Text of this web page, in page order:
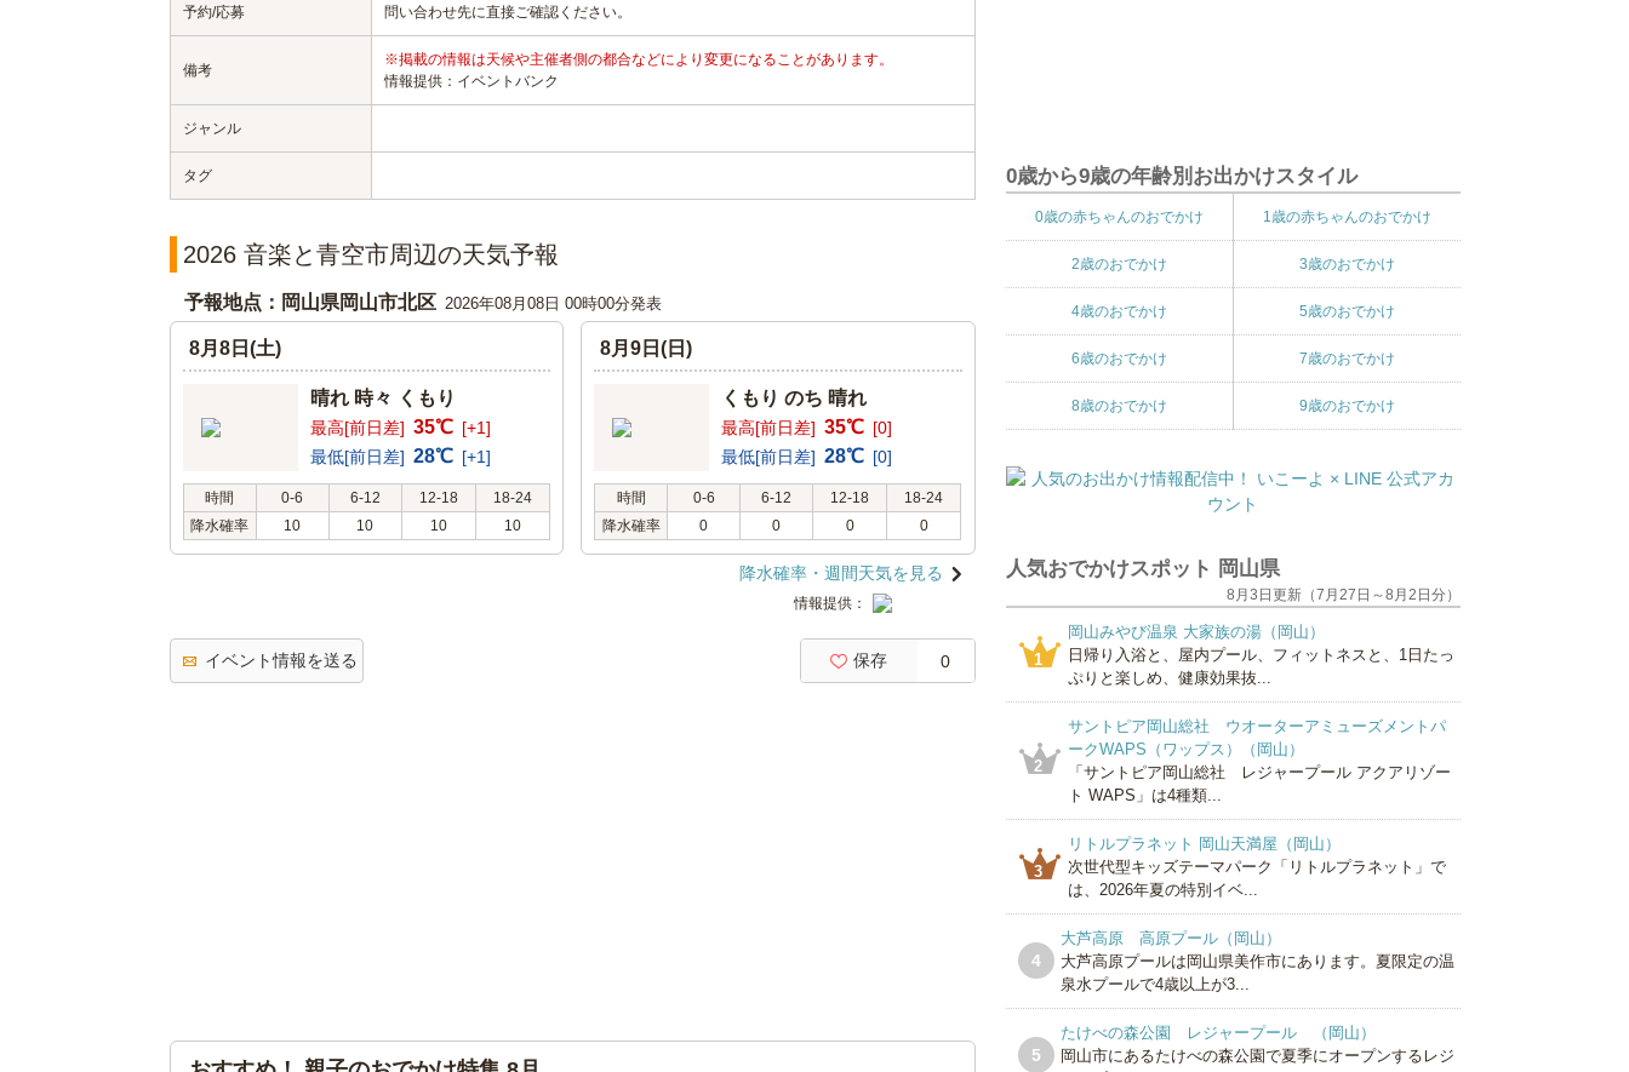
予約/応募 問い合わせ先に直接ご確認ください。
備考
※掲載の情報は天候や主催者側の都合などにより変更になることがあります。
情報提供：イベントバンク
ジャンル
タグ
2026 音楽と青空市周辺の天気予報
予報地点：岡山県岡山市北区 2026年08月08日 00時00分発表
8月8日(土)
晴れ 時々 くもり
最高[前日差] 35℃ [+1]
最低[前日差] 28℃ [+1]
時間 0-6 6-12 12-18
18-24
降水確率
10 10 10 10
8月9日(日)
くもり のち 晴れ
最高[前日差] 35℃ [0]
最低[前日差] 28℃ [0]
時間 0-6 6-12 12-18
18-24
降水確率
0 0 0 0
降水確率・週間天気を見る
情報提供：
イベント情報を送る 保存 0
0歳から9歳の年齢別お出かけスタイル
0歳の赤ちゃんのおでかけ 1歳の赤ちゃんのおでかけ
2歳のおでかけ 3歳のおでかけ
4歳のおでかけ 5歳のおでかけ
6歳のおでかけ 7歳のおでかけ
8歳のおでかけ 9歳のおでかけ
人気おでかけスポット 岡山県
8月3日更新（7月27日～8月2日分）
1
岡山みやび温泉 大家族の湯（岡山）
日帰り入浴と、屋内プール、フィットネスと、1日たっ
ぷりと楽しめ、健康効果抜...
2
サントピア岡山総社 ウオーターアミューズメントパ
ークWAPS（ワップス）（岡山）
「サントピア岡山総社 レジャープール アクアリゾー
ト WAPS」は4種類...
3
リトルプラネット 岡山天満屋（岡山）
次世代型キッズテーマパーク「リトルプラネット」で
は、2026年夏の特別イベ...
4
大芦高原 高原プール（岡山）
大芦高原プールは岡山県美作市にあります。夏限定の温
泉水プールで4歳以上が3...
5
たけべの森公園 レジャープール （岡山）
岡山市にあるたけべの森公園で夏季にオープンするレジ